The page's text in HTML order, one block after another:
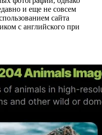
и еще не совсем
сайта
с английского при